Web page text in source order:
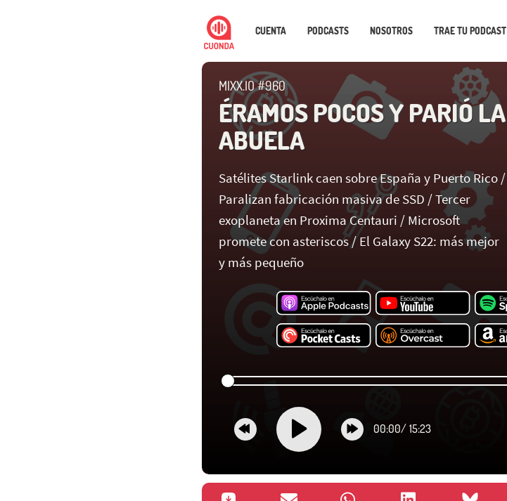
CUENTA PODCASTS NOSOTROS TRAE TU PODCAST
MIXX.IO #960
ÉRAMOS POCOS Y PARIÓ LA
ABUELA
Satélites Starlink caen sobre España y Puerto Rico /
Paralizan fabricación masiva de SSD / Tercer
exoplaneta en Proxima Centauri / Microsoft
promete con asteriscos / El Galaxy S22: más mejor
y más pequeño
00:00/ 15:23